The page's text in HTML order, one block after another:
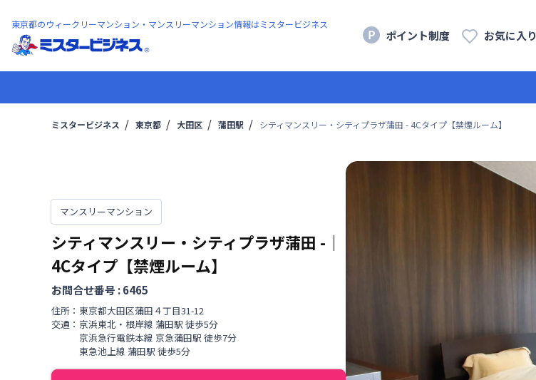
東京都のウィークリーマンション・マンスリーマンション情報はミスタービジネス
ポイント制度 お気に入り
ミスタービジネス 東京都 大田区 蒲田駅 シティマンスリー・シティプラザ蒲田 - 4Cタイプ【禁煙ルーム】
マンスリーマンション
シティマンスリー・シティプラザ蒲田 - ｜
4Cタイプ【禁煙ルーム】
お問合せ番号 :6465
住所： 東京都大田区蒲田 ４丁目31-12
交通： 京浜東北・根岸線 蒲田駅 徒歩5分
京浜急行電鉄本線 京急蒲田駅 徒歩7分
東急池上線 蒲田駅 徒歩5分